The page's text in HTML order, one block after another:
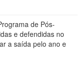
de Pós-
e defendidas no
a saída pelo ano e